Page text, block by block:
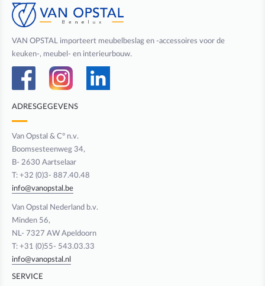
VAN OPSTAL importeert meubelbeslag en -accessoires voor de
keuken-, meubel- en interieurbouw.
ADRESGEGEVENS
Van Opstal & C° n.v.
Boomsesteenweg 34,
B- 2630 Aartselaar
T: +32 (0)3- 887.40.48
info@vanopstal.be
Van Opstal Nederland b.v.
Minden 56,
NL- 7327 AW Apeldoorn
T: +31 (0)55- 543.03.33
info@vanopstal.nl
SERVICE